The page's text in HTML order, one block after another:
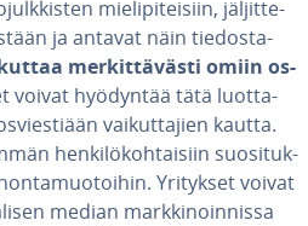
mie­li­pi­tei­siin, jäl­jit­te­
ja antavat näin tie­dos­ta­
mer­kit­tä­väs­ti omiin os­
voivat hyödyntää tätä luot­ta­
vai­kut­ta­jien kautta.
hen­ki­lö­koh­tai­siin suo­si­tuk­
Yritykset voivat
median mark­ki­noin­nis­sa